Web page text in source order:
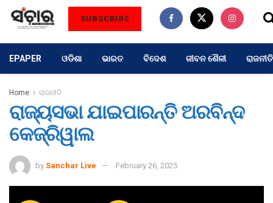
SUBSCRIBE
EPAPER ଓଡିଶା ଭାରତ ବିଦେଶ ଜୀବନ ଶୈଳୀ ରାଜନୀତି
Home ରାଜନୀତି
ରାଜ୍ୟସଭା ଯାଇପାରନ୍ତି ଅରବିନ୍ଦ
କେଜ୍ରିୱାଲ
by Sanchar Live February 26, 2025